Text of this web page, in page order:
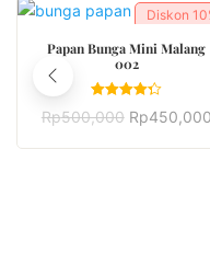
Diskon
BUY NOW
Papan Bunga Mini Malang
002
4.33
Rp500,000 Rp450,000